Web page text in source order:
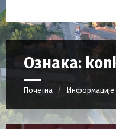
Ознака:
Почетна Информације